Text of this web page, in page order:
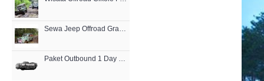
Sewa Jeep Offroad Grafika Cikole
Paket Outbound 1 Day (1D)